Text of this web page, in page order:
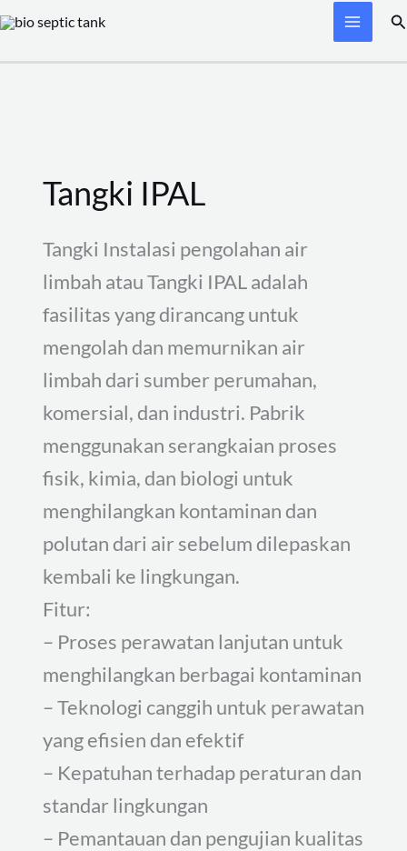
Skip
content
Tangki IPAL
Tangki Instalasi pengolahan air
limbah atau Tangki IPAL adalah
fasilitas yang dirancang untuk
mengolah dan memurnikan air
limbah dari sumber perumahan,
komersial, dan industri. Pabrik
menggunakan serangkaian proses
fisik, kimia, dan biologi untuk
menghilangkan kontaminan dan
polutan dari air sebelum dilepaskan
kembali ke lingkungan.
Fitur:
– Proses perawatan lanjutan untuk
menghilangkan berbagai kontaminan
– Teknologi canggih untuk perawatan
yang efisien dan efektif
– Kepatuhan terhadap peraturan dan
standar lingkungan
– Pemantauan dan pengujian kualitas